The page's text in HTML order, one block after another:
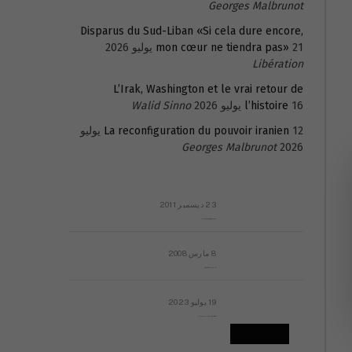
Georges Malbrunot
Disparus du Sud-Liban «Si cela dure encore,
mon cœur ne tiendra pas» 21 يوليو 2026
Libération
L’Irak, Washington et le vrai retour de
l’histoire 16 يوليو 2026
Walid Sinno
La reconfiguration du pouvoir iranien 12 يوليو
2026
Georges Malbrunot
23 ديسمبر 2011
8 مارس 2008
19 يوليو 2023